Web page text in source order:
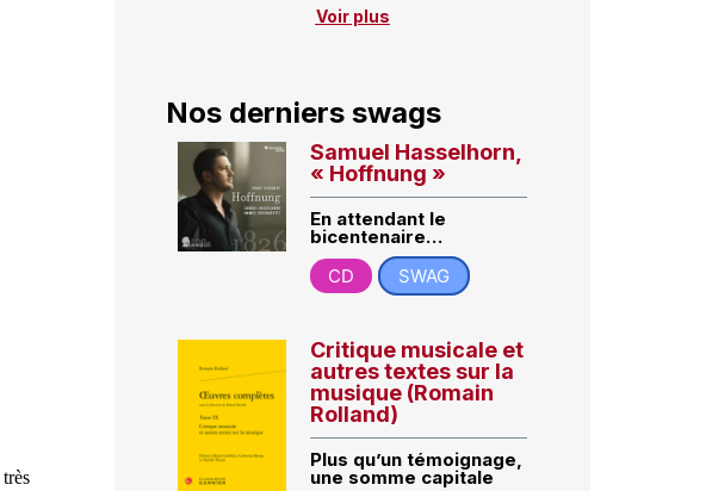
Voir plus
Nos derniers swags
Samuel Hasselhorn,
« Hoffnung »
En attendant le
bicentenaire…
CD
SWAG
Critique musicale et
autres textes sur la
musique (Romain
Rolland)
Plus qu’un témoignage,
une somme capitale